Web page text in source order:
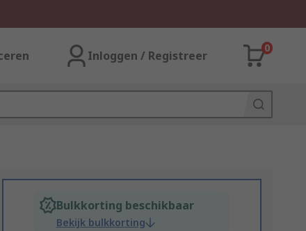
Inloggen / Registreer
0
Bulkkorting beschikbaar
Bekijk bulkkorting